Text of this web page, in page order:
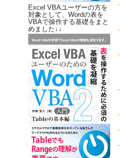
Excel VBAユーザーの方を
対象として、Wordの表を
VBAで操作する基礎をまと
めました↓↓